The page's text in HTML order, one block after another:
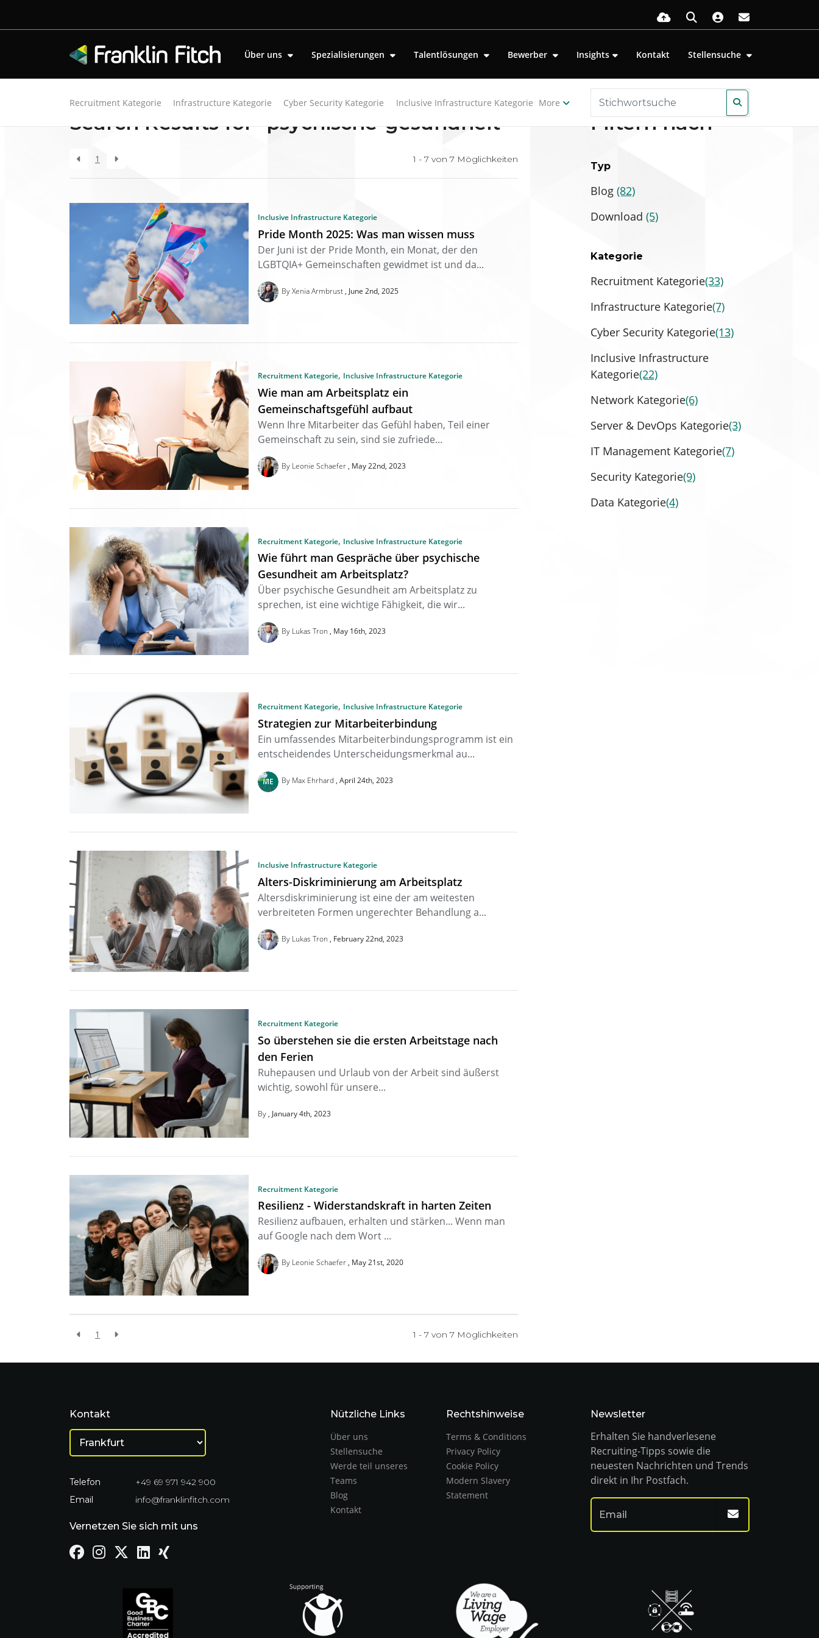
Über uns Spezialisierungen Talentlösungen Bewerber Insights Kontakt Stellensuche
Recruitment Kategorie Infrastructure Kategorie Cyber Security Kategorie Inclusive Infrastructure Kategorie More
Zurück zu den Ressourcen
Search Results for "psychische-gesundheit"
1 1 - 7 von 7 Möglichkeiten
Inclusive Infrastructure Kategorie
Pride Month 2025: Was man wissen muss
Der Juni ist der Pride Month, ein Monat, der den
LGBTQIA+ Gemeinschaften gewidmet ist und da...
By Xenia Armbrust June 2nd, 2025
Recruitment Kategorie, Inclusive Infrastructure Kategorie
Wie man am Arbeitsplatz ein
Gemeinschaftsgefühl aufbaut
Wenn Ihre Mitarbeiter das Gefühl haben, Teil einer
Gemeinschaft zu sein, sind sie zufriede...
By Leonie Schaefer May 22nd, 2023
Recruitment Kategorie, Inclusive Infrastructure Kategorie
Wie führt man Gespräche über psychische
Gesundheit am Arbeitsplatz?
Über psychische Gesundheit am Arbeitsplatz zu
sprechen, ist eine wichtige Fähigkeit, die wir...
By Lukas Tron May 16th, 2023
Recruitment Kategorie, Inclusive Infrastructure Kategorie
Strategien zur Mitarbeiterbindung
Ein umfassendes Mitarbeiterbindungsprogramm ist ein
entscheidendes Unterscheidungsmerkmal au...
By Max Ehrhard April 24th, 2023
Inclusive Infrastructure Kategorie
Alters-Diskriminierung am Arbeitsplatz
Altersdiskriminierung ist eine der am weitesten
verbreiteten Formen ungerechter Behandlung a...
By Lukas Tron February 22nd, 2023
Recruitment Kategorie
So überstehen sie die ersten Arbeitstage nach
den Ferien
Ruhepausen und Urlaub von der Arbeit sind äußerst
wichtig, sowohl für unsere...
By January 4th, 2023
Recruitment Kategorie
Resilienz - Widerstandskraft in harten Zeiten
Resilienz aufbauen, erhalten und stärken... Wenn man
auf Google nach dem Wort ...
By Leonie Schaefer May 21st, 2020
1 1 - 7 von 7 Möglichkeiten
Filtern nach
Typ
Blog (82)
Download (5)
Kategorie
Recruitment Kategorie(33)
Infrastructure Kategorie(7)
Cyber Security Kategorie(13)
Inclusive Infrastructure
Kategorie(22)
Network Kategorie(6)
Server & DevOps Kategorie(3)
IT Management Kategorie(7)
Security Kategorie(9)
Data Kategorie(4)
Kontakt
Telefon
+49 69 971 942 900
Email
info@franklinfitch.com
Vernetzen Sie sich mit uns
Nützliche Links
Über uns
Stellensuche
Werde teil unseres
Teams
Blog
Kontakt
Rechtshinweise
Terms & Conditions
Privacy Policy
Cookie Policy
Modern Slavery
Statement
Newsletter
Erhalten Sie handverlesene
Recruiting-Tipps sowie die
neuesten Nachrichten und Trends
direkt in Ihr Postfach.